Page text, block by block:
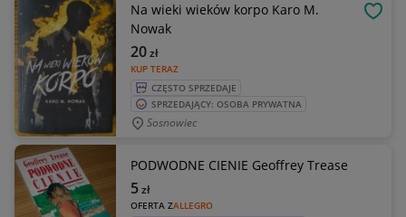
Na wieki wieków korpo Karo M.
Nowak
KUP TERAZ
20zł
CZĘSTO SPRZEDAJE
SPRZEDAJĄCY: OSOBA PRYWATNA
Sosnowiec
PODWODNE CIENIE Geoffrey Trease
OFERTA ZALLEGRO
5zł